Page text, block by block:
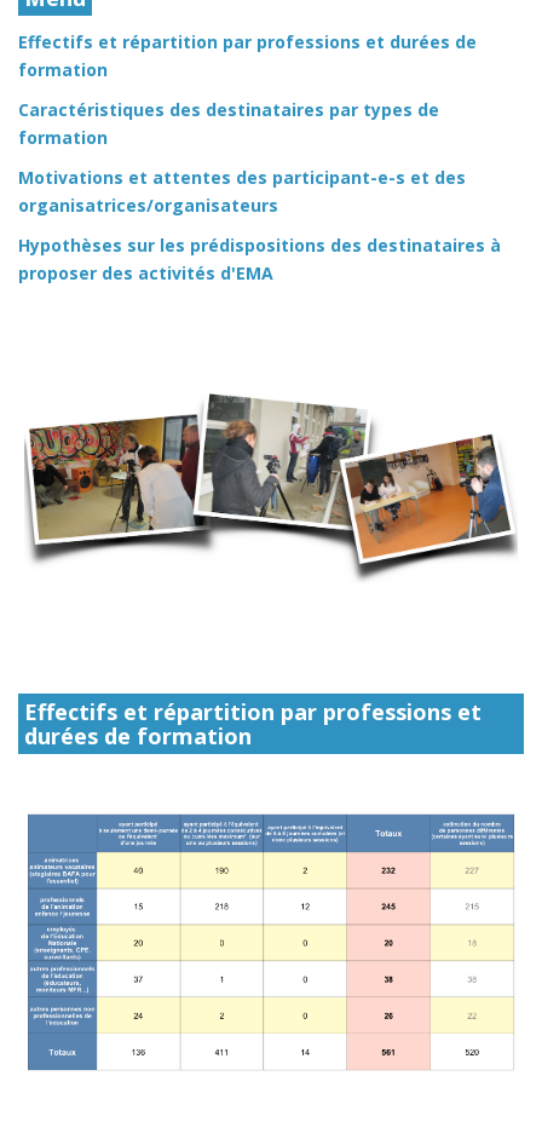
Effectifs et répartition par professions et durées de
formation
Caractéristiques des destinataires par types de
formation
Motivations et attentes des participant-e-s et des
organisatrices/organisateurs
Hypothèses sur les prédispositions des destinataires à
proposer des activités d'EMA
Effectifs et répartition par professions et
durées de formation